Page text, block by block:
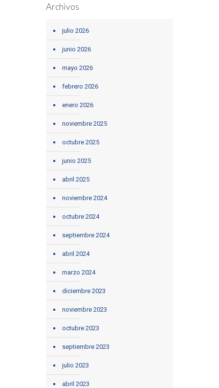
Archivos
julio 2026
junio 2026
mayo 2026
febrero 2026
enero 2026
noviembre 2025
octubre 2025
junio 2025
abril 2025
noviembre 2024
octubre 2024
septiembre 2024
abril 2024
marzo 2024
diciembre 2023
noviembre 2023
octubre 2023
septiembre 2023
julio 2023
abril 2023